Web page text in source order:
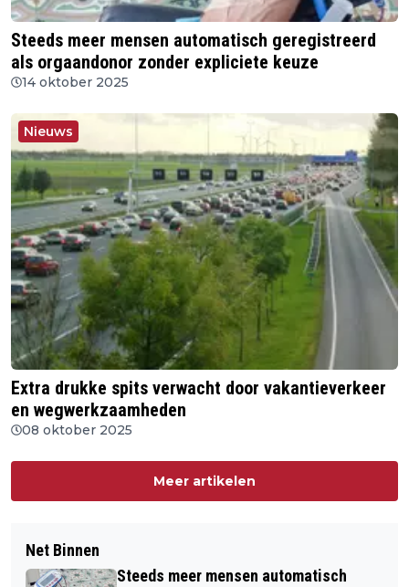
Steeds meer mensen automatisch geregistreerd
als orgaandonor zonder expliciete keuze
14 oktober 2025
Nieuws
Extra drukke spits verwacht door vakantieverkeer
en wegwerkzaamheden
08 oktober 2025
Meer artikelen
Net Binnen
Steeds meer mensen automatisch